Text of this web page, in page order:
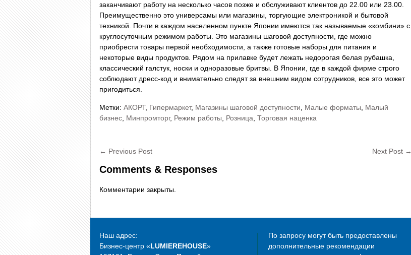
заканчивают работу на несколько часов позже и обслуживают клиентов до 22.00 или 23.00.
Преимущественно это универсамы или магазины, торгующие электроникой и бытовой
техникой. Почти в каждом населенном пункте Японии имеются так называемые «комбини» с
круглосуточным режимом работы. Это магазины шаговой доступности, где можно
приобрести товары первой необходимости, а также готовые наборы для питания и
некоторые виды продуктов. Рядом на прилавке будет лежать недорогая белая рубашка,
классический галстук, носки и одноразовые бритвы. В Японии, где в каждой фирме строго
соблюдают дресс-код и внимательно следят за внешним видом сотрудников, все это может
пригодиться.
Метки: АКОРТ, Гипермаркет, Магазины шаговой доступности Малые форматы
Малый
бизнес Минпромторг, Режим работы Розница Торговая наценка
← Previous Post Next Post →
Comments & Responses
Комментарии закрыты.
Наш адрес:
Бизнес-центр «LUMIEREHOUSE»
По запросу могут быть предоставлены
дополнительные рекомендации